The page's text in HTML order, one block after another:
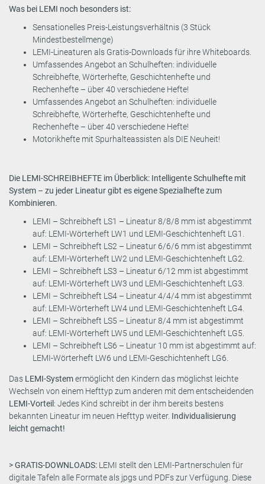
Was bei LEMI noch besonders ist:
Sensationelles Preis-Leistungsverhältnis (3 Stück
Mindestbestellmenge)
LEMI-Lineaturen als Gratis-Downloads für ihre Whiteboards.
Umfassendes Angebot an Schulheften: individuelle
Schreibhefte, Wörterhefte, Geschichtenhefte und
Rechenhefte – über 40 verschiedene Hefte!
Umfassendes Angebot an Schulheften: individuelle
Schreibhefte, Wörterhefte, Geschichtenhefte und
Rechenhefte – über 40 verschiedene Hefte!
Motorikhefte mit Spurhalteassisten als DIE Neuheit!
Die LEMI-SCHREIBHEFTE im Überblick: Intelligente Schulhefte mit
System – zu jeder Lineatur gibt es eigene Spezialhefte zum
Kombinieren.
LEMI – Schreibheft LS1 – Lineatur 8/8/8 mm ist abgestimmt
auf: LEMI-Wörterheft LW1 und LEMI-Geschichtenheft LG1.
LEMI – Schreibheft LS2 – Lineatur 6/6/6 mm ist abgestimmt
auf: LEMI-Wörterheft LW2 und LEMI-Geschichtenheft LG2.
LEMI – Schreibheft LS3 – Lineatur 6/12 mm ist abgestimmt
auf: LEMI-Wörterheft LW3 und LEMI-Geschichtenheft LG3.
LEMI – Schreibheft LS4 – Lineatur 4/4/4 mm ist abgestimmt
auf: LEMI-Wörterheft LW4 und LEMI-Geschichtenheft LG4.
LEMI – Schreibheft LS5 – Lineatur 8/4 mm ist abgestimmt
auf: LEMI-Wörterheft LW5 und LEMI-Geschichtenheft LG5.
LEMI – Schreibheft LS6 – Lineatur 10 mm ist abgestimmt auf:
LEMI-Wörterheft LW6 und LEMI-Geschichtenheft LG6.
Das LEMI-Systemermöglicht den Kindern das möglichst leichte
Wechseln von einem Hefttyp zum anderen mit dem entscheidenden
LEMI-Vorteil: Jedes Kind schreibt in der ihm bereits bestens
bekannten Lineatur im neuen Hefttyp weiter. Individualisierung
leicht gemacht!
> GRATIS-DOWNLOADS: LEMI stellt den LEMI-Partnerschulen für
digitale Tafeln alle Formate als jpgs und PDFs zur Verfügung. Diese